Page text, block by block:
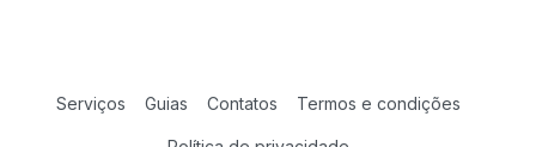
Serviços Guias Contatos Termos e condições